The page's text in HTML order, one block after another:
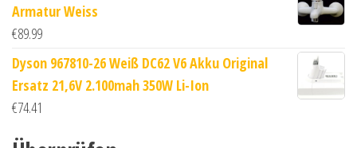
Armatur Weiss
€89.99
Dyson 967810-26 Weiß DC62 V6 Akku Original
Ersatz 21,6V 2.100mah 350W Li-Ion
€74.41